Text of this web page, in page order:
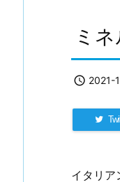
ミ
 2021-
イタリア